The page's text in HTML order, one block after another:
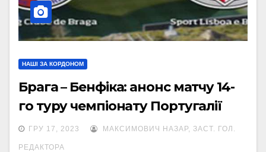
НАШІ ЗА КОРДОНОМ
Брага – Бенфіка: анонс матчу 14-
го туру чемпіонату Португалії
ГРУ 17, 2023 МАКСИМОВИЧ НАЗАР, ЗАСТ. ГОЛ.
РЕДАКТОРА